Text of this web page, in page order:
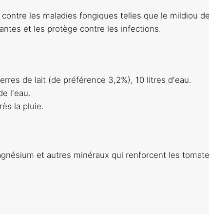
les maladies fongiques telles que le mildiou
et les protège contre les infections.
de lait (de préférence 3,2%), 10 litres d'eau.
l'eau.
la pluie.
et autres minéraux qui renforcent les